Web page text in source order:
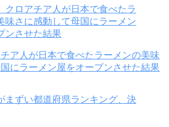
チア人が日本で食べたラーメンの美味
にラーメン屋をオープンさせた結果